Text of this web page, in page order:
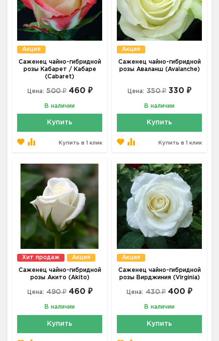
Акция
Саженец чайно-гибридной
розы Кабарет / Кабаре
(Cabaret)
Цена: 500 ₽ 460 ₽
В наличии
Купить
Купить в 1 клик
Акция
Саженец чайно-гибридной
розы Аваланш (Avalanche)
Цена: 350 ₽ 330 ₽
В наличии
Купить
Купить в 1 клик
Хит продаж Акция
Саженец чайно-гибридной
розы Акито (Akito)
Цена: 490 ₽ 460 ₽
В наличии
Купить
Акция
Саженец чайно-гибридной
розы Вирджиния (Virginia)
Цена: 430 ₽ 400 ₽
В наличии
Купить